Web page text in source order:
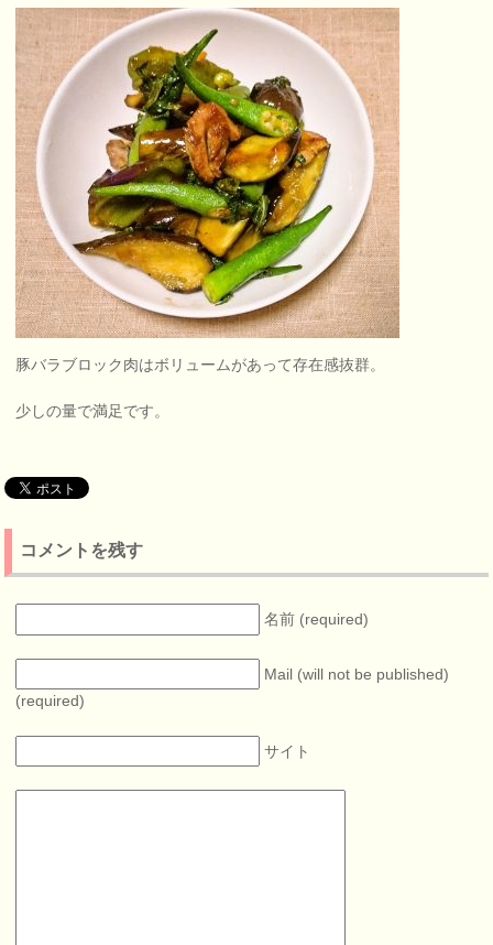
豚バラブロック肉はボリュームがあって存在感抜群。
少しの量で満足です。
コメントを残す
名前 (required)
Mail (will not be published)
(required)
サイト